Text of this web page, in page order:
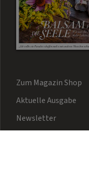
Zum Magazin Shop
Aktuelle Ausgabe
Newsletter